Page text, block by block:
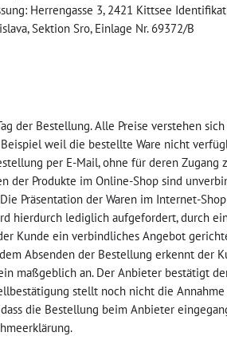
Herrengasse 3, 2421 Kittsee
Sektion Sro, Einlage Nr. 69372/B
der Bestellung. Alle Preise verstehen
weil die bestellte Ware nicht
per E-Mail, ohne für deren
der Produkte im Online-Shop sind
Präsentation der Waren im Internet-
hierdurch lediglich aufgefordert, durch
Kunde ein verbindliches Angebot
Absenden der Bestellung erkennt der
maßgeblich an. Der Anbieter bestätigt
stellt noch nicht die
die Bestellung beim Anbieter